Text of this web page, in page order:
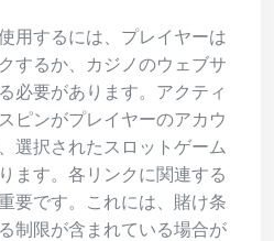
用するには、プレイヤーは
するか、カジノのウェブサ
必要があります。アクティ
ピンがプレイヤーのアカウ
選択されたスロットゲーム
ます。各リンクに関連する
要です。これには、賭け条
制限が含まれている場合が